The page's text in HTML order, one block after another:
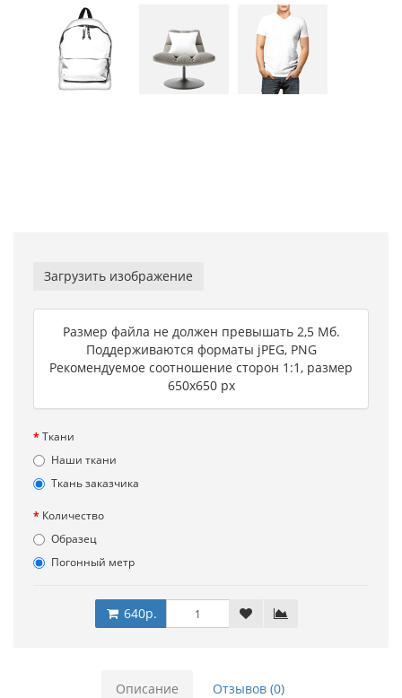
Загрузить изображение
Размер файла не должен превышать 2,5 Мб.
Поддерживаются форматы jPEG, PNG
Рекомендуемое соотношение сторон 1:1, размер
650х650 px
Ткани
Наши ткани
Ткань заказчика
Количество
Образец
Погонный метр
640р.
Описание Отзывов (0)